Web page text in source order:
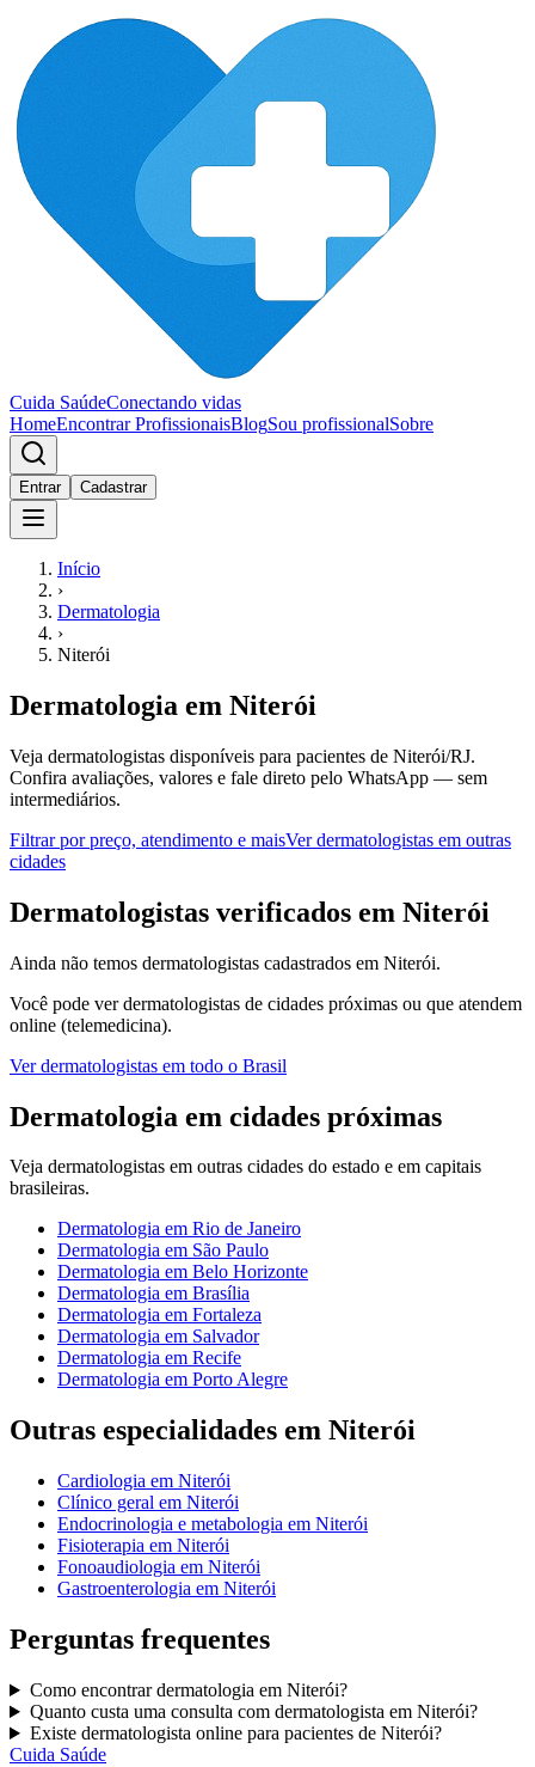
Cuida SaúdeConectando vidas
HomeEncontrar ProfissionaisBlogSou profissionalSobre
Entrar Cadastrar
Início
›
Dermatologia
›
Niterói
Dermatologia em Niterói
Veja dermatologistas disponíveis para pacientes de Niterói/RJ.
Confira avaliações, valores e fale direto pelo WhatsApp — sem
intermediários.
Filtrar por preço, atendimento e maisVerdermatologistas em outras
cidades
Dermatologistas verificados em Niterói
Ainda não temos dermatologistas cadastrados em Niterói.
Você pode verdermatologistas de cidades próximas ou que atendem
online (telemedicina).
Verdermatologistas em todo o Brasil
Dermatologia em cidades próximas
Veja dermatologistas em outras cidades do estado e em capitais
brasileiras.
Dermatologia em Rio de Janeiro
Dermatologia em São Paulo
Dermatologia em Belo Horizonte
Dermatologia em Brasília
Dermatologia em Fortaleza
Dermatologia em Salvador
Dermatologia em Recife
Dermatologia em Porto Alegre
Outras especialidades em Niterói
Cardiologia em Niterói
Clínico geral em Niterói
Endocrinologia e metabologia em Niterói
Fisioterapia em Niterói
Fonoaudiologia em Niterói
Gastroenterologia em Niterói
Perguntas frequentes
Como encontrardermatologia em Niterói?
Quanto custa uma consulta com dermatologista em Niterói?
Existe dermatologista online para pacientes de Niterói?
Cuida Saúde